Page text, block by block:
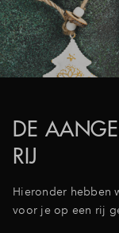
DE
RIJ
Hieronder hebben
voor je op een rij